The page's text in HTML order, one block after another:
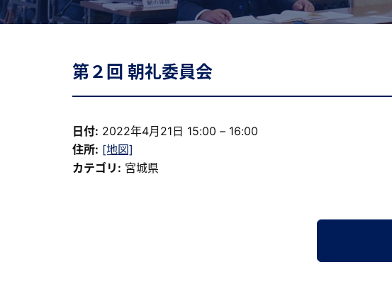
第２回 朝礼委員会
日付: 2022年4月21日 15:00 – 16:00
住所: [地図]
カテゴリ: 宮城県